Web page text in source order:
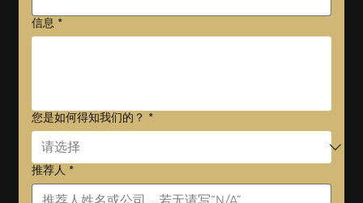
信息 *
您是如何得知我们的？ *
推荐人 *